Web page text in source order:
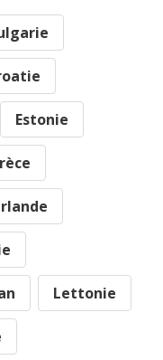
Estonie
Lettonie